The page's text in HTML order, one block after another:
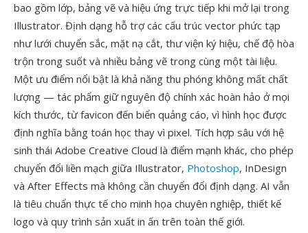
bao gồm lớp, bảng vẽ và hiệu ứng trực tiếp khi mở lại trong
Illustrator. Định dạng hỗ trợ các cấu trúc vector phức tạp
như lưới chuyển sắc, mặt nạ cắt, thư viện ký hiệu, chế độ hòa
trộn trong suốt và nhiều bảng vẽ trong cùng một tài liệu.
Một ưu điểm nổi bật là khả năng thu phóng không mất chất
lượng — tác phẩm giữ nguyên độ chính xác hoàn hảo ở mọi
kích thước, từ favicon đến biển quảng cáo, vì hình học được
định nghĩa bằng toán học thay vì pixel. Tích hợp sâu với hệ
sinh thái Adobe Creative Cloud là điểm mạnh khác, cho phép
chuyển đổi liền mạch giữa Illustrator, Photoshop, InDesign
và After Effects mà không cần chuyển đổi định dạng. AI vẫn
là tiêu chuẩn thực tế cho minh họa chuyên nghiệp, thiết kế
logo và quy trình sản xuất in ấn trên toàn thế giới.